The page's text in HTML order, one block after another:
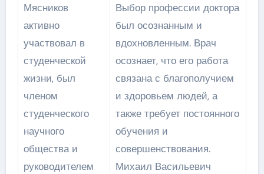
Мясников
активно
участвовал в
студенческой
жизни, был
членом
студенческого
научного
общества и
руководителем
Выбор профессии доктора
был осознанным и
вдохновленным. Врач
осознает, что его работа
связана с благополучием
и здоровьем людей, а
также требует постоянного
обучения и
совершенствования.
Михаил Васильевич